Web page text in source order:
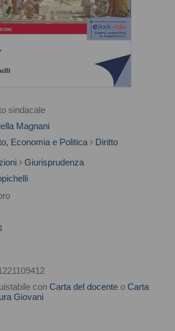
sindacale
Magnani
Economia e Politica
Diritto
Giurisprudenza
con Carta del docente o Carta
Giovani